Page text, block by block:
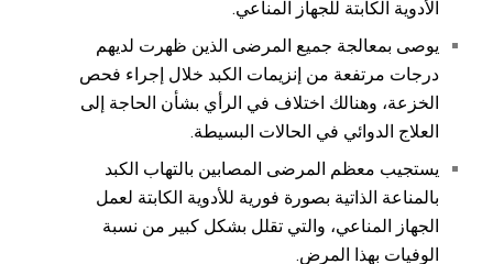
الأدوية الكابتة للجهاز المناعي.
يوصى بمعالجة جميع المرضى الذين ظهرت لديهم
درجات مرتفعة من إنزيمات الكبد خلال إجراء فحص
الخزعة، وهنالك اختلاف في الرأي بشأن الحاجة إلى
العلاج الدوائي في الحالات البسيطة.
يستجيب معظم المرضى المصابين بالتهاب الكبد
بالمناعة الذاتية بصورة فورية للأدوية الكابتة لعمل
الجهاز المناعي، والتي تقلل بشكل كبير من نسبة
الوفيات بهذا المرض.